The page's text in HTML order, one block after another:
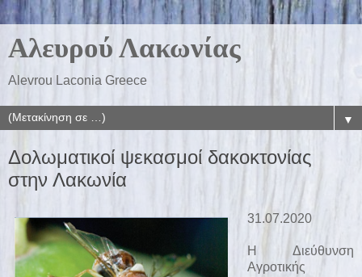
Αλευρού Λακωνίας
Alevrou Laconia Greece
▼
Δολωματικοί ψεκασμοί δακοκτονίας
στην Λακωνία
31.07.2020
Η Διεύθυνση
Αγροτικής